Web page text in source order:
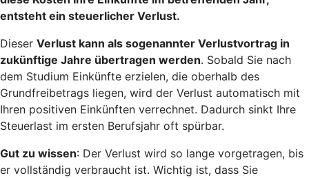
entsteht ein steuerlicher Verlust.
Dieser Verlust kann als sogenannter Verlustvortrag in
zukünftige Jahre übertragen werden. Sobald Sie nach
dem Studium Einkünfte erzielen, die oberhalb des
Grundfreibetrags liegen, wird der Verlust automatisch mit
Ihren positiven Einkünften verrechnet. Dadurch sinkt Ihre
Steuerlast im ersten Berufsjahr oft spürbar.
Gut zu wissen: Der Verlust wird so lange vorgetragen, bis
er vollständig verbraucht ist. Wichtig ist, dass Sie